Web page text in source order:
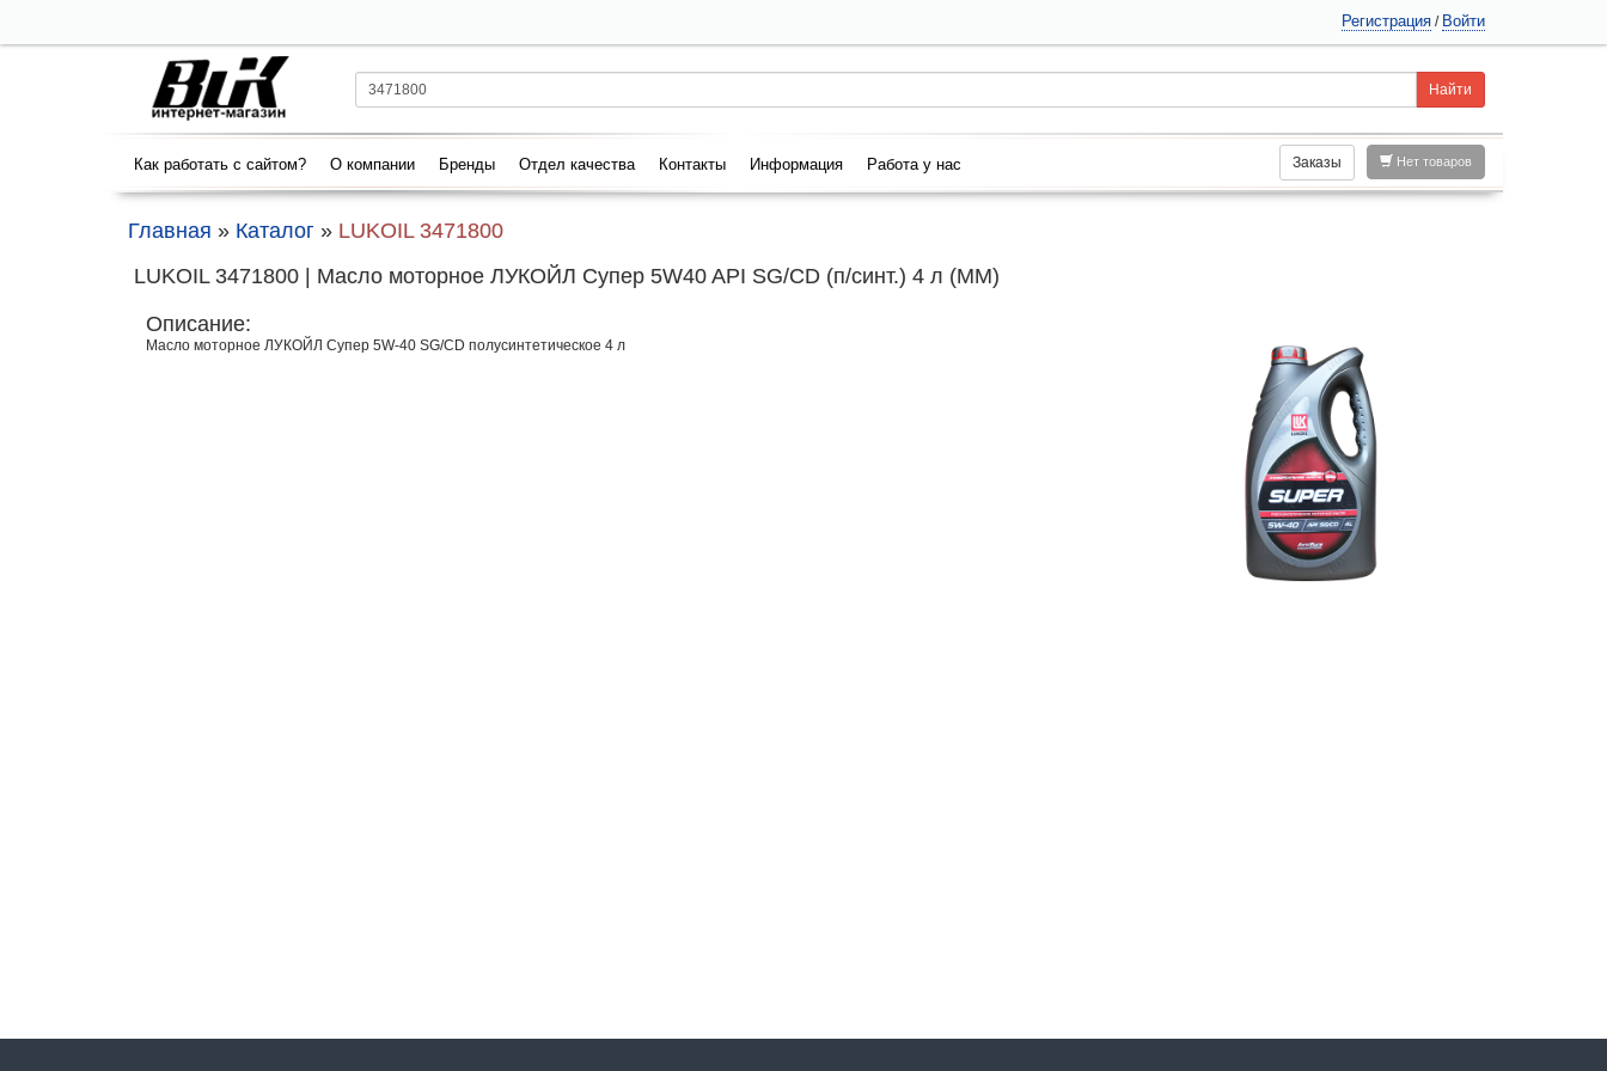
Регистрация / Войти
Как работать с сайтом? О компании Бренды Отдел качества Контакты Информация Работа у нас Нет товаров
Заказы
Главная » Каталог » LUKOIL 3471800
LUKOIL 3471800 | Масло моторное ЛУКОЙЛ Супер 5W40 API SG/CD (п/синт.) 4 л (ММ)
Описание:
Масло моторное ЛУКОЙЛ Супер 5W-40 SG/CD полусинтетическое 4 л